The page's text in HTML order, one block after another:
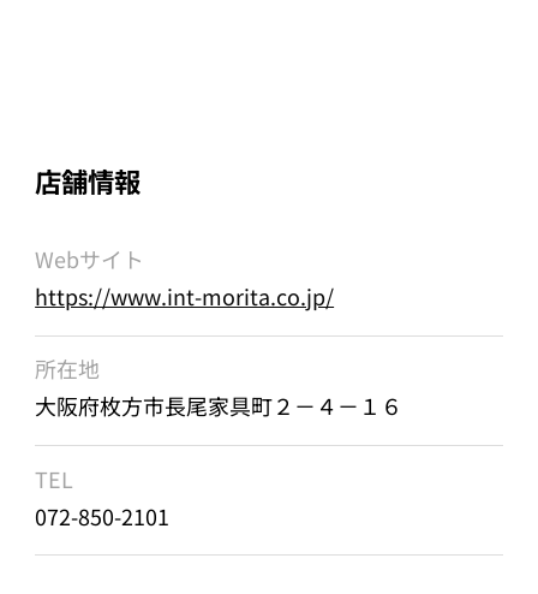
店舗情報
Webサイト
https://www.int-morita.co.jp/
所在地
大阪府枚方市長尾家具町２－４－１６
TEL
072-850-2101